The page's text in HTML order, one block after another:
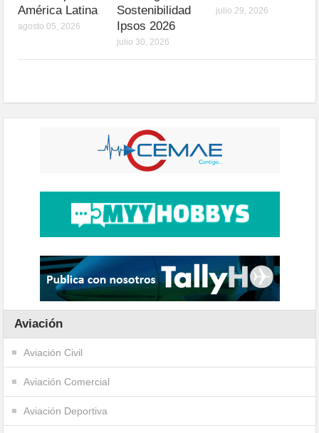
América Latina
agosto 05, 2026
Sostenibilidad
Ipsos 2026
julio 30, 2026
julio 29, 2026
Aviación
Aviación Civil
Aviación Comercial
Aviación Deportiva